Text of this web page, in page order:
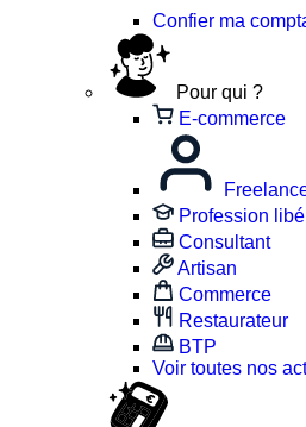
Confier ma
Pour qui ?
E-commerce
Profession
Consultant
Artisan
Commerce
Restaurateur
BTP
Voir toutes nos